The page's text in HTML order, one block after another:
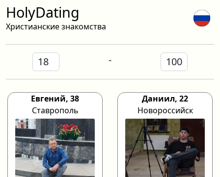
HolyDating
Христианские знакомства
-
Евгений, 38
Ставрополь
Даниил, 22
Новороссийск